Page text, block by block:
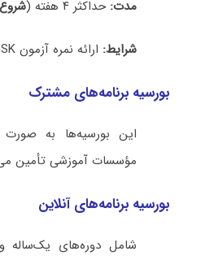
مدت: حداکثر ۴ هفته ( شروع
شرایط: ارائه نمره آزمون HSK الزامی است.
بورسیه برنامه‌های مشترک
مؤسسات آموزشی تأمین
بورسیه برنامه‌های آنلاین
شامل دوره‌های یک‌ساله